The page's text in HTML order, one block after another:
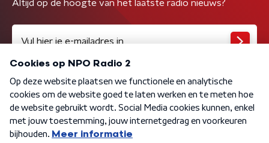
Altijd op de hoogte van het laatste radio nieuws?
Algemene voorwaarden